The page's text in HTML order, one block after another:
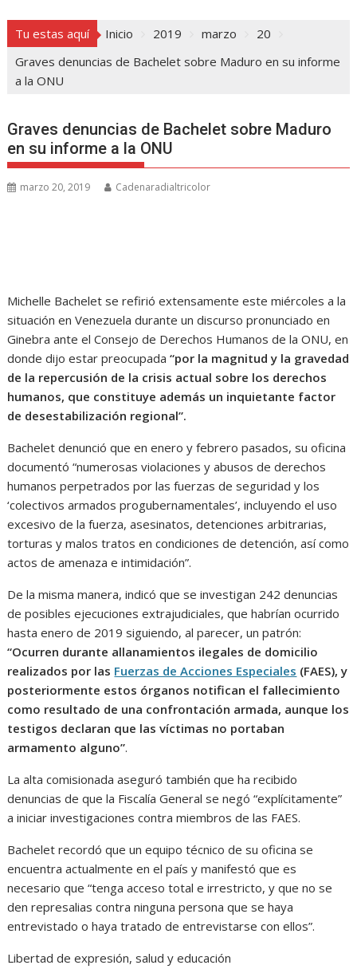
Tu estas aquí Inicio 2019 marzo
20
Graves denuncias de Bachelet sobre Maduro en su informe
a la ONU
Graves denuncias de Bachelet sobre Maduro
en su informe a la ONU
marzo 20, 2019 Cadenaradialtricolor
Michelle Bachelet se refirió extensamente este miércoles a la
situación en Venezuela durante un discurso pronunciado en
Ginebra ante el Consejo de Derechos Humanos de la ONU, en
donde dijo estar preocupada“por la magnitud y la gravedad
de la repercusión de la crisis actual sobre los derechos
humanos, que constituye además un inquietante factor
de desestabilización regional”.
Bachelet denunció que en enero y febrero pasados, su oficina
documentó “numerosas violaciones y abusos de derechos
humanos perpetrados por las fuerzas de seguridad y los
‘colectivos armados progubernamentales’, incluyendo el uso
excesivo de la fuerza, asesinatos, detenciones arbitrarias,
torturas y malos tratos en condiciones de detención, así como
actos de amenaza e intimidación”.
De la misma manera, indicó que se investigan 242 denuncias
de posibles ejecuciones extrajudiciales, que habrían ocurrido
hasta enero de 2019 siguiendo, al parecer, un patrón:
“Ocurren durante allanamientos ilegales de domicilio
realizados por las Fuerzas de Acciones Especiales (FAES), y
posteriormente estos órganos notifican el fallecimiento
como resultado de una confrontación armada, aunque los
testigos declaran que las víctimas no portaban
armamento alguno”.
La alta comisionada aseguró también que ha recibido
denuncias de que la Fiscalía General se negó “explícitamente”
a iniciar investigaciones contra miembros de las FAES.
Bachelet recordó que un equipo técnico de su oficina se
encuentra actualmente en el país y manifestó que es
necesario que “tenga acceso total e irrestricto, y que no se
den represalias contra ninguna persona que se haya
entrevistado o haya tratado de entrevistarse con ellos”.
Libertad de expresión, salud y educación